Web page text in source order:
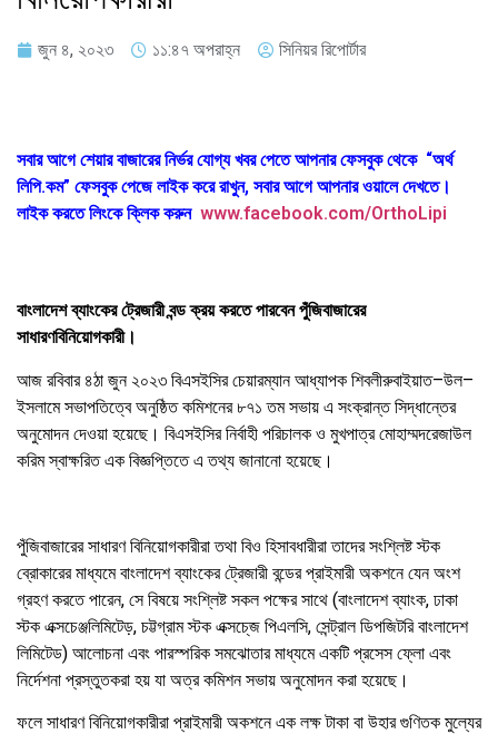
জুন ৪, ২০২৩ ১১:৪৭ অপরাহ্ন সিনিয়র রিপোর্টার
সবার আগে শেয়ার বাজারের নির্ভর যোগ্য খবর পেতে আপনার ফেসবুক থেকে “অর্থ
লিপি.কম” ফেসবুক পেজে লাইক করে রাখুন, সবার আগে আপনার ওয়ালে দেখতে।
লাইক করতে লিংকে ক্লিক করুন www.facebook.com/OrthoLipi
বাংলাদেশ ব্যাংকের ট্রেজারী বন্ড ক্রয় করতে পারবেন পুঁজিবাজারের
সাধারণবিনিয়োগকারী।
আজ রবিবার ৪ঠা জুন ২০২৩ বিএসইসির চেয়ারম্যান আধ্যাপক শিবলীরুবাইয়াত–উল–
ইসলামে সভাপতিত্বে অনুষ্ঠিত কমিশনের ৮৭১ তম সভায় এ সংক্রান্তসিদ্ধান্তের
অনুমোদন দেওয়া হয়েছে। বিএসইসির নির্বাহী পরিচালক ও মুখপাত্র মোহাম্মদরেজাউল
করিম স্বাক্ষরিত এক বিজ্ঞপ্তিতে এ তথ্য জানানো হয়েছে।
পুঁজিবাজারের সাধারণ বিনিয়োগকারীরা তথা বিও হিসাবধারীরা তাদের সংশ্লিষ্ট স্টক
ব্রোকারের মাধ্যমে বাংলাদেশ ব্যাংকের ট্রেজারী বন্ডের প্রাইমারী অকশনে যেন অংশ
গ্রহণকরতে পারেন, সে বিষয়ে সংশ্লিষ্ট সকল পক্ষের সাথে (বাংলাদেশ ব্যাংক, ঢাকা
স্টক এক্সচেঞ্জলিমিটেড়, চট্টগ্রাম স্টক এক্সচে্জ পিএলসি, সেন্ট্রাল ডিপজিটরি বাংলাদেশ
লিমিটেড) আলোচনা এবং পারস্পরিক সমঝোতার মাধ্যমে একটি প্রসেস ফ্লো এবং
নির্দেশনা প্রস্তুতকরা হয় যা অত্র কমিশন সভায় অনুমোদন করা হয়েছে।
ফলে সাধারণ বিনিয়োগকারীরা প্রাইমারী অকশনেএক লক্ষ টাকা বা উহার গুণিতক মুল্যের